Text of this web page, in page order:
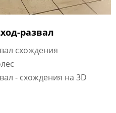
развал
схождения
- схождения на 3D